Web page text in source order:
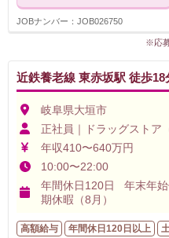
JOBナンバー：JOB026750
※応
近鉄養老線 東赤坂駅 徒歩18
岐阜県大垣市
正社員｜ドラッグストア
年収410〜640万円
10:00〜22:00
年間休日120日 年末年
期休暇（8月）
高額給与 年間休日120日以上